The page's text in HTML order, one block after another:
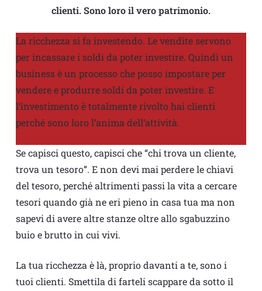
clienti. Sono loro il vero patrimonio.
La ricchezza si fa investendo. Le vendite servono
per incassare i soldi da poter investire. Quindi un
business è un processo che posso impostare per
vendere e produrre soldi da poter investire. E
l’investimento è totalmente rivolto hai clienti
perché sono loro l’anima dell’attività.
Se capisci questo, capisci che “chi trova un cliente,
trova un tesoro”. E non devi mai perdere le chiavi
del tesoro, perché altrimenti passi la vita a cercare
tesori quando già ne eri pieno in casa tua ma non
sapevi di avere altre stanze oltre allo sgabuzzino
buio e brutto in cui vivi.
La tua ricchezza è là, proprio davanti a te, sono i
tuoi clienti. Smettila di farteli scappare da sotto il